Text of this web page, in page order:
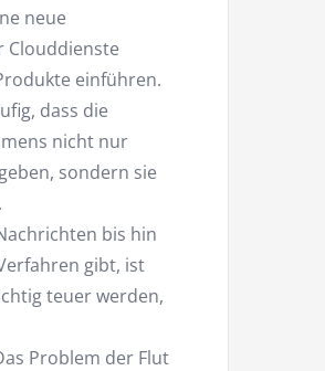
neue
Clouddienste
einführen.
dass die
nicht nur
sondern sie
bis hin
gibt, ist
teuer werden,
Problem der Flut